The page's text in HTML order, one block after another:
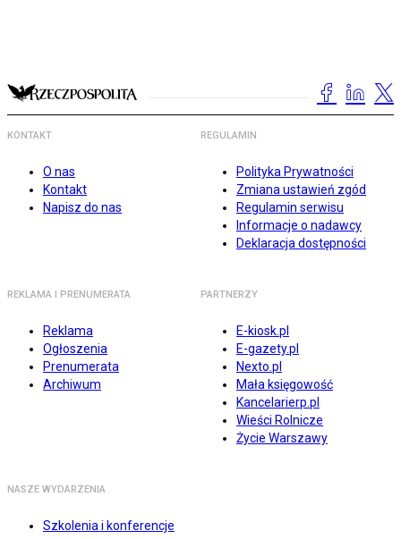
KONTAKT
O nas
Kontakt
Napisz do nas
REGULAMIN
Polityka Prywatności
Zmiana ustawień zgód
Regulamin serwisu
Informacje o nadawcy
Deklaracja dostępności
REKLAMA I PRENUMERATA
Reklama
Ogłoszenia
Prenumerata
Archiwum
PARTNERZY
E-kiosk.pl
E-gazety.pl
Nexto.pl
Mała księgowość
Kancelarierp.pl
Wieści Rolnicze
Życie Warszawy
NASZE WYDARZENIA
Szkolenia i konferencje